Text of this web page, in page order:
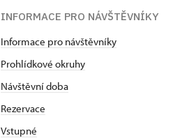
INFORMACE PRO NÁVŠTĚVNÍKY
Informace pro návštěvníky
Prohlídkové okruhy
Návštěvní doba
Rezervace
Vstupné